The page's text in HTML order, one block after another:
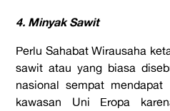
4. Minyak Sawit
Perlu Sahabat Wirausaha
sawit atau yang biasa
nasional sempat
kawasan Uni Eropa